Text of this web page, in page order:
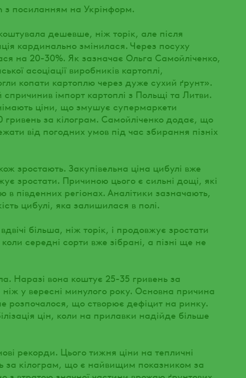
посиланням на Укрінформ.
дешевше, ніж торік, але після
кардинально змінилася. Через посуху
на 20-30%. Як зазначає Ольга Самойліченко,
асоціації виробників картоплі,
копати картоплю через дуже сухий ґрунт».
імпорт картоплі з Польщі та Литви.
ціни, що змушує супермаркети
за кілограм. Самойліченко додає, що
від погодних умов під час збирання пізніх
зростають. Закупівельна ціна цибулі вже
зростати. Причиною цього є сильні дощі, які
південних регіонах. Аналітики зазначають,
цибулі, яка залишилася в полі.
більша, ніж торік, і продовжує зростати
середні сорти вже зібрані, а пізні ще не
Наразі вона коштує 25-35 гривень за
у вересні минулого року. Основна причина
розпочалося, що створює дефіцит на ринку.
цін, коли на прилавки надійде більше
рекорди. Цього тижня ціни на тепличні
за кілограм, що є найвищим показником за